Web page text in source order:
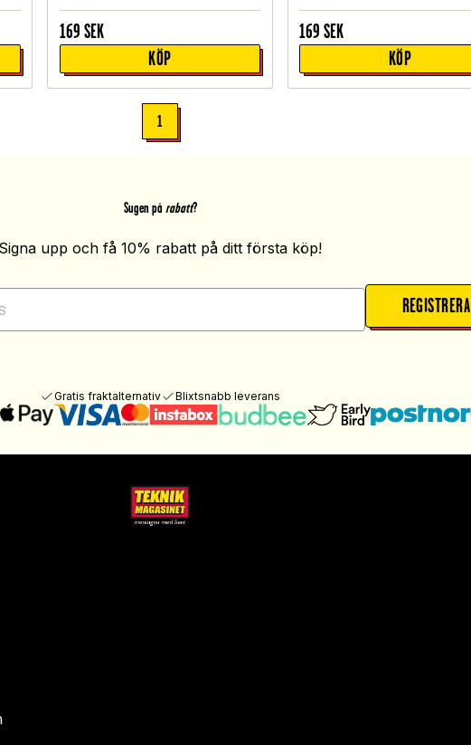
169 SEK
KÖP
169 SEK
KÖP
1
Sugen på rabatt?
Signa upp och få 10% rabatt på ditt första köp!
REGISTRERA
Gratis fraktalternativ Blixtsnabb leverans